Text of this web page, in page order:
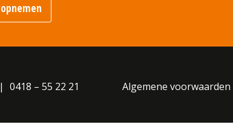
0418 – 55 22 21 Algemene voorwaarden